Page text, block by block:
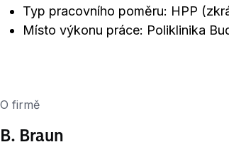
Typ pracovního poměru: HPP
Místo výkonu práce: Poliklinika
O firmě
B. Braun